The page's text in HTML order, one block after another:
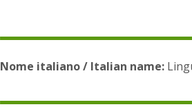
Nome italiano / Italian name: